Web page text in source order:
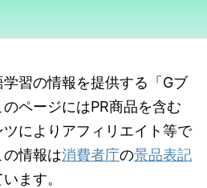
習の情報を提供する「Gブ
ページにはPR商品を含む
によりアフィリエイト等で
情報は消費者庁の景品表記
ます。